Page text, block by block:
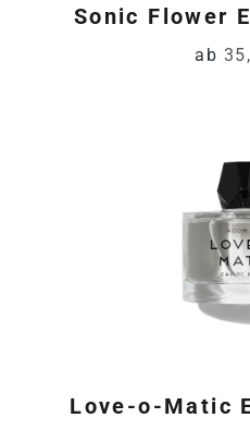
Sonic Flower
ab
Love-o-Matic